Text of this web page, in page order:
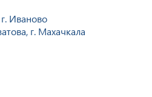
Иваново
г. Махачкала